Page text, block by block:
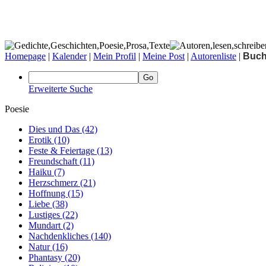
Homepage | Kalender| Mein Profil | Meine Post | Autorenliste |
Erweiterte Suche
Poesie
Dies und Das (42)
Erotik (10)
Feste & Feiertage (13)
Freundschaft (11)
Haiku (7)
Herzschmerz (21)
Hoffnung (15)
Liebe (38)
Lustiges (22)
Mundart (2)
Nachdenkliches (140)
Natur(16)
Phantasy (20)